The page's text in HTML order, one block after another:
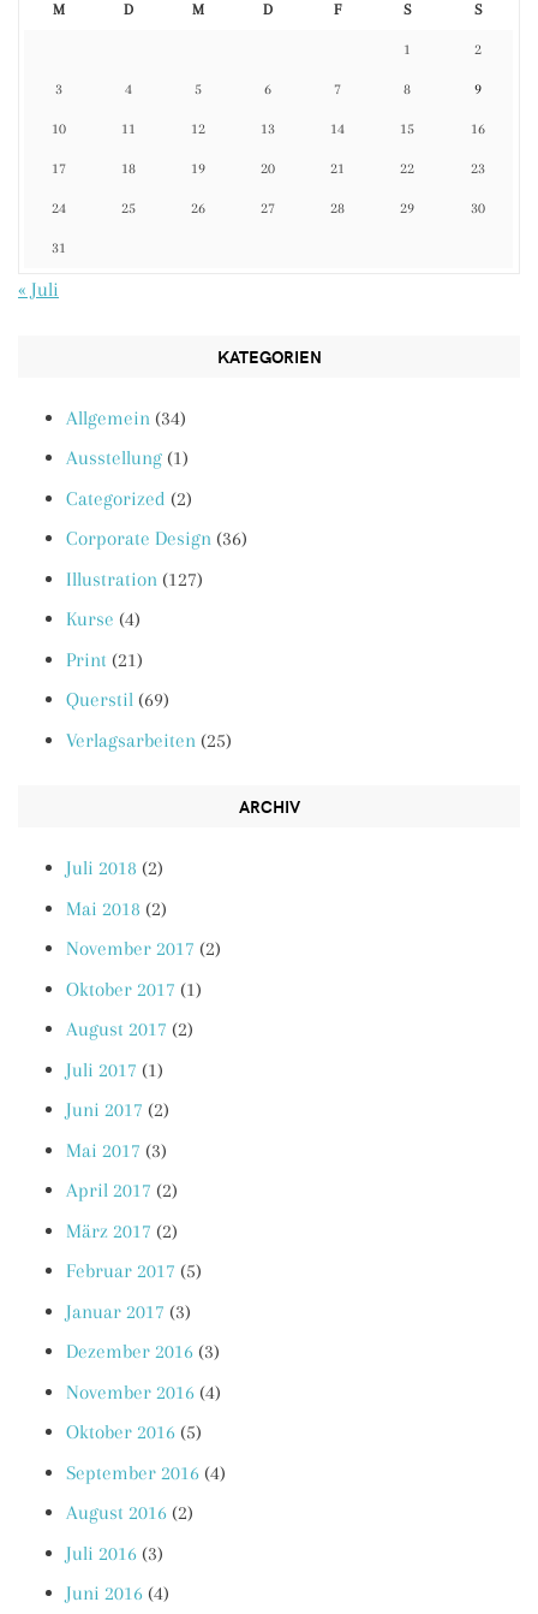
M D M D F S S
1 2
3 4 5 6 7 8 9
10 11 12 13 14 15 16
17 18 19 20 21 22 23
24 25 26 27 28 29 30
31
« Juli
KATEGORIEN
Allgemein (34)
Ausstellung (1)
Categorized (2)
Corporate Design (36)
Illustration (127)
Kurse (4)
Print (21)
Querstil (69)
Verlagsarbeiten (25)
ARCHIV
Juli 2018 (2)
Mai 2018 (2)
November 2017 (2)
Oktober 2017 (1)
August 2017 (2)
Juli 2017 (1)
Juni 2017 (2)
Mai 2017 (3)
April 2017 (2)
März 2017 (2)
Februar 2017 (5)
Januar 2017 (3)
Dezember 2016 (3)
November 2016 (4)
Oktober 2016 (5)
September 2016 (4)
August 2016 (2)
Juli 2016 (3)
Juni 2016 (4)